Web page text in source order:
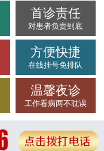
首诊责任
对患者负责到底
方便快捷
在线挂号免排队
温馨夜诊
工作看病两不耽误